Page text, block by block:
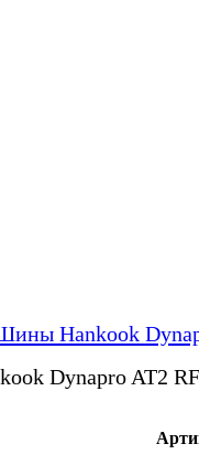
Hankook
Dynapro AT2